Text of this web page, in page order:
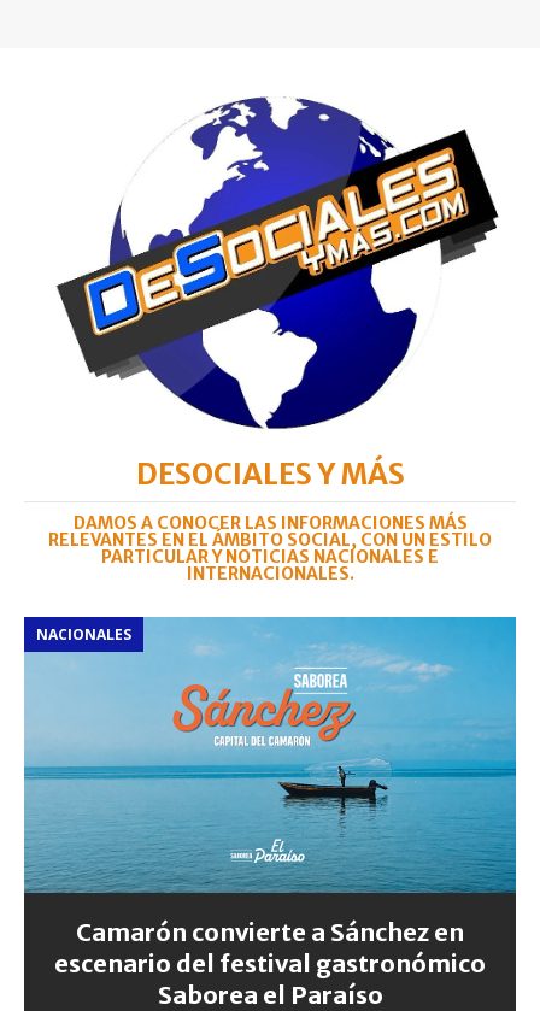
DESOCIALES Y MÁS
DAMOS A CONOCER LAS INFORMACIONES MÁS
RELEVANTES EN EL ÁMBITO SOCIAL, CON UN ESTILO
PARTICULAR Y NOTICIAS NACIONALES E
INTERNACIONALES.
NACIONALES
Camarón convierte a Sánchez en
escenario del festival gastronómico
Saborea el Paraíso